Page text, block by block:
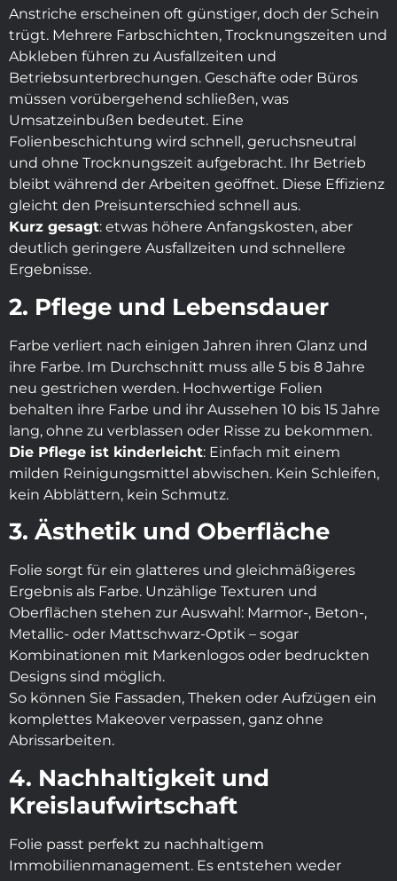
Anstriche erscheinen oft günstiger, doch der Schein
trügt. Mehrere Farbschichten, Trocknungszeiten und
Abkleben führen zu Ausfallzeiten und
Betriebsunterbrechungen. Geschäfte oder Büros
müssen vorübergehend schließen, was
Umsatzeinbußen bedeutet. Eine
Folienbeschichtung wird schnell, geruchsneutral
und ohne Trocknungszeit aufgebracht. Ihr Betrieb
bleibt während der Arbeiten geöffnet. Diese Effizienz
gleicht den Preisunterschied schnell aus.
Kurz gesagt: etwas höhere Anfangskosten, aber
deutlich geringere Ausfallzeiten und schnellere
Ergebnisse.
2. Pflege und Lebensdauer
Farbe verliert nach einigen Jahren ihren Glanz und
ihre Farbe. Im Durchschnitt muss alle 5 bis 8 Jahre
neu gestrichen werden. Hochwertige Folien
behalten ihre Farbe und ihr Aussehen 10 bis 15 Jahre
lang, ohne zu verblassen oder Risse zu bekommen.
Die Pflege ist kinderleicht: Einfach mit einem
milden Reinigungsmittel abwischen. Kein Schleifen,
kein Abblättern, kein Schmutz.
3. Ästhetik und Oberfläche
Folie sorgt für ein glatteres und gleichmäßigeres
Ergebnis als Farbe. Unzählige Texturen und
Oberflächen stehen zur Auswahl: Marmor-, Beton-,
Metallic- oder Mattschwarz-Optik – sogar
Kombinationen mit Markenlogos oder bedruckten
Designs sind möglich.
So können Sie Fassaden, Theken oder Aufzügen ein
komplettes Makeover verpassen, ganz ohne
Abrissarbeiten.
4. Nachhaltigkeit und
Kreislaufwirtschaft
Folie passt perfekt zu nachhaltigem
Immobilienmanagement. Es entstehen weder